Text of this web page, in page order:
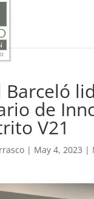
Barceló
de
V21
| May 4, 2023 |